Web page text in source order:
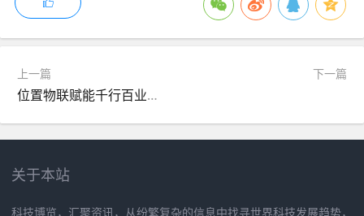
上一篇
位置物联赋能千行百业，寻息科技引领高精度轻部署融合定位时代
下一篇
关于本站
科技博览，汇聚资讯，从纷繁复杂的信息中找寻世界科技发展趋势，